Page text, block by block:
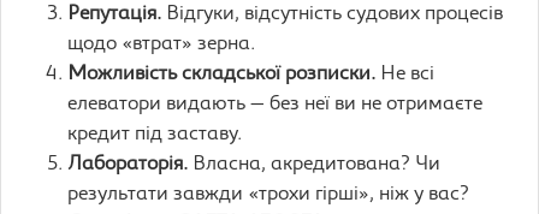
Репутація. Відгуки, відсутність судових процесів
щодо «втрат» зерна.
Можливість складської розписки. Не всі
елеватори видають — без неї ви не отримаєте
кредит під заставу.
Лабораторія. Власна, акредитована? Чи
результати завжди «трохи гірші», ніж у вас?